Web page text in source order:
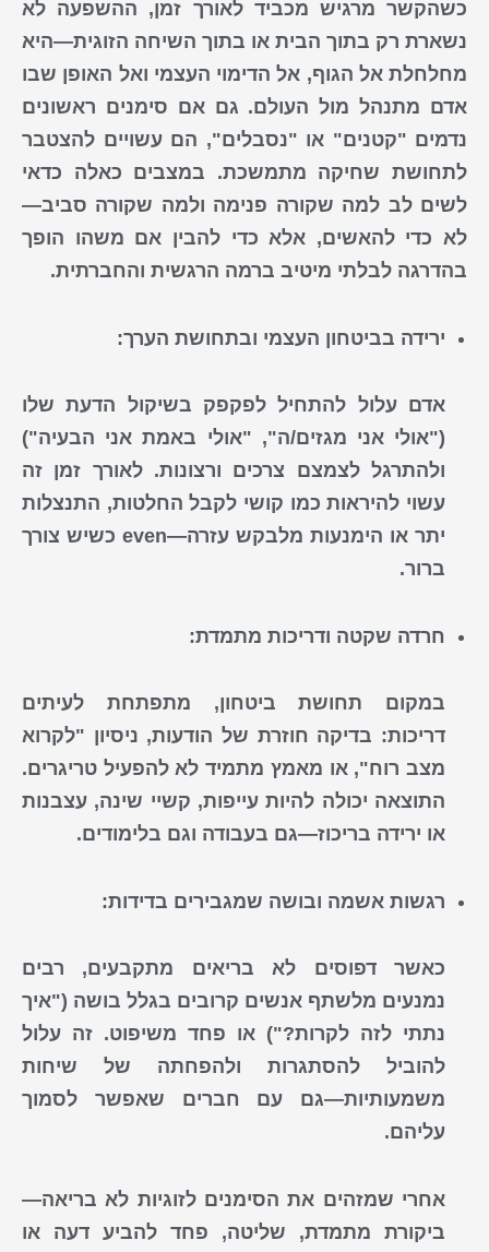
כשהקשר מרגיש מכביד לאורך זמן, ההשפעה לא
נשארת רק בתוך הבית או בתוך השיחה הזוגית—היא
מחלחלת אל הגוף, אל הדימוי העצמי ואל האופן שבו
אדם מתנהל מול העולם. גם אם סימנים ראשונים
נדמים "קטנים" או "נסבלים", הם עשויים להצטבר
לתחושת שחיקה מתמשכת. במצבים כאלה כדאי
לשים לב למה שקורה פנימה ולמה שקורה סביב—
לא כדי להאשים, אלא כדי להבין אם משהו הופך
בהדרגה לבלתי מיטיב ברמה הרגשית והחברתית.
ירידה בביטחון העצמי ובתחושת הערך:
אדם עלול להתחיל לפקפק בשיקול הדעת שלו
("אולי אני מגזים/ה", "אולי באמת אני הבעיה")
ולהתרגל לצמצם צרכים ורצונות. לאורך זמן זה
עשוי להיראות כמו קושי לקבל החלטות, התנצלות
יתר או הימנעות מלבקש עזרה—even כשיש צורך
ברור.
חרדה שקטה ודריכות מתמדת:
במקום תחושת ביטחון, מתפתחת לעיתים
דריכות: בדיקה חוזרת של הודעות, ניסיון "לקרוא
מצב רוח", או מאמץ מתמיד לא להפעיל טריגרים.
התוצאה יכולה להיות עייפות, קשיי שינה, עצבנות
או ירידה בריכוז—גם בעבודה וגם בלימודים.
רגשות אשמה ובושה שמגבירים בדידות:
כאשר דפוסים לא בריאים מתקבעים, רבים
נמנעים מלשתף אנשים קרובים בגלל בושה ("איך
נתתי לזה לקרות?") או פחד משיפוט. זה עלול
להוביל להסתגרות ולהפחתה של שיחות
משמעותיות—גם עם חברים שאפשר לסמוך
עליהם.
אחרי שמזהים את הסימנים לזוגיות לא בריאה—
ביקורת מתמדת, שליטה, פחד להביע דעה או